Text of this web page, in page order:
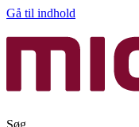
Gå til indhold
Søg